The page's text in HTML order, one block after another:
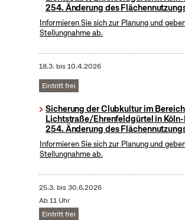
254. Änderung des
Informieren Sie sich zur Planung und
Stellungnahme ab.
18.3. bis10.4.2026
Eintritt frei
Sicherung der Clubkultur im Bereich
Lichtstraße/Ehrenfeldgürtel in
254. Änderung des
Informieren Sie sich zur Planung und
Stellungnahme ab.
25.3. bis30.6.2026
Ab 11 Uhr
Eintritt frei